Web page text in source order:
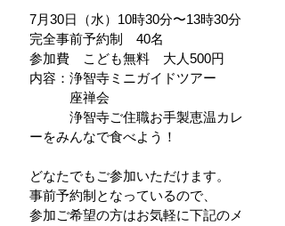
7月30日（水）10時30分〜13時30分
完全事前予約制　40名
参加費　こども無料　大人500円
内容：浄智寺ミニガイドツアー
座禅会
浄智寺ご住職お手製恵温カレ
ーをみんなで食べよう！
どなたでもご参加いただけます。
事前予約制となっているので、
参加ご希望の方はお気軽に下記のメ